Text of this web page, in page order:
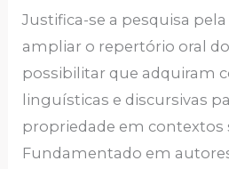
Justifica-se a pesquisa
ampliar o repertório oral
possibilitar que adquiram
linguísticas e discursivas
propriedade em contextos
Fundamentado em